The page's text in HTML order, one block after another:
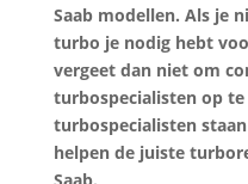
Saab modellen. Als je
turbo je nodig hebt
vergeet dan niet om
turbospecialisten op te
turbospecialisten
helpen de juiste